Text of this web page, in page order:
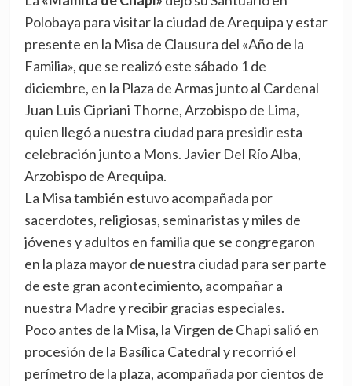
Polobaya para visitar la ciudad de Arequipa y estar
presente en la Misa de Clausura del «Año de la
Familia», que se realizó este sábado 1 de
diciembre, en la Plaza de Armas junto al Cardenal
Juan Luis Cipriani Thorne, Arzobispo de Lima,
quien llegó a nuestra ciudad para presidir esta
celebración junto a Mons. Javier Del Río Alba,
Arzobispo de Arequipa.
La Misa también estuvo acompañada por
sacerdotes, religiosas, seminaristas y miles de
jóvenes y adultos en familia que se congregaron
en la plaza mayor de nuestra ciudad para ser parte
de este gran acontecimiento, acompañar a
nuestra Madre y recibir gracias especiales.
Poco antes de la Misa, la Virgen de Chapi salió en
procesión de la Basílica Catedral y recorrió el
perímetro de la plaza, acompañada por cientos de